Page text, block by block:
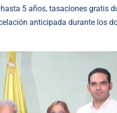
5 años, tasaciones gratis
anticipada durante los